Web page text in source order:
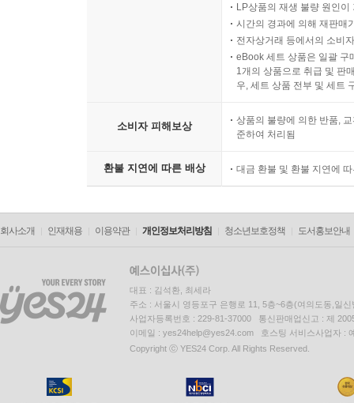
LP상품의 재생 불량 원인
시간의 경과에 의해 재판매
전자상거래 등에서의 소비
eBook 세트 상품은 일괄 구
1개의 상품으로 취급 및 판
우, 세트 상품 전부 및 세트
소비자 피해보상
상품의 불량에 의한 반품,
준하여 처리됨
환불 지연에 따른 배상 대금 환불 및 환불 지연에
회사소개 인재채용 이용약관 개인정보처리방침 청소년보호정책 도서홍보안내
대표 : 김석환, 최세라
주소 : 서울시 영등포구 은행로 11, 5층~6층(여의도동,일신
사업자등록번호 : 229-81-37000 통신판매업신고 : 제
이메일 : yes24help@yes24.com 호스팅 서비스사업자 :
Copyright ⓒ YES24 Corp. All Rights Reserved.